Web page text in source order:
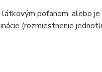
poťahom, alebo
(rozmiestnenie